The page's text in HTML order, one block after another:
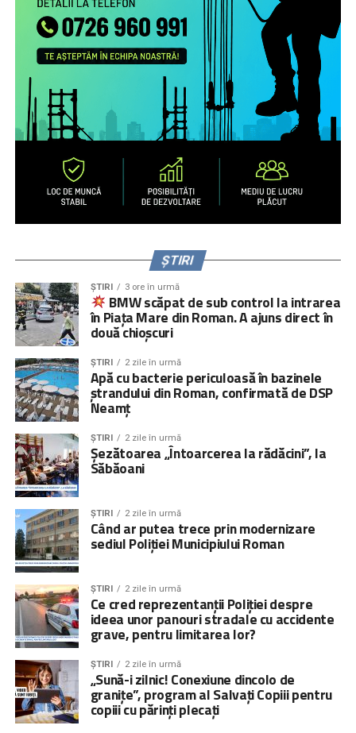
ȘTIRI
ȘTIRI 3 ore în urmă
BMW scăpat de sub control la intrarea
în Piața Mare din Roman. A ajuns direct în
două chioșcuri
ȘTIRI 2 zile în urmă
Apă cu bacterie periculoasă în bazinele
ștrandului din Roman, confirmată de DSP
Neamț
ȘTIRI 2 zile în urmă
Șezătoarea „Întoarcerea la rădăcini”, la
Săbăoani
ȘTIRI 2 zile în urmă
Când ar putea trece prin modernizare
sediul Poliției Municipiului Roman
ȘTIRI 2 zile în urmă
Ce cred reprezentanții Poliției despre
ideea unor panouri stradale cu accidente
grave, pentru limitarea lor?
ȘTIRI 2 zile în urmă
„Sună-i zilnic! Conexiune dincolo de
granițe”, program al Salvați Copiii pentru
copiii cu părinți plecați